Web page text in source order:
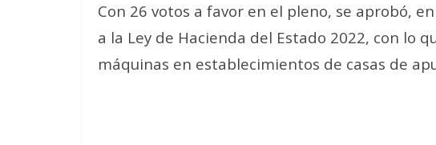
Con 26 votos a favor en el pleno, se aprobó,
a la Ley de Hacienda del Estado 2022, con lo
máquinas en establecimientos de casas de